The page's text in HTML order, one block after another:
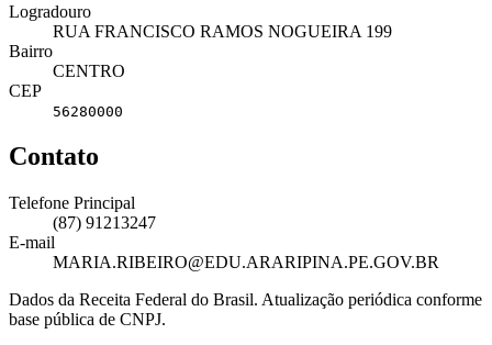
Logradouro
RUA FRANCISCO RAMOS NOGUEIRA 199
Bairro
CENTRO
CEP
56280000
Contato
Telefone Principal
(87) 91213247
E-mail
MARIA.RIBEIRO@EDU.ARARIPINA.PE.GOV.BR
Dados da Receita Federal do Brasil. Atualização periódica conforme
base pública de CNPJ.